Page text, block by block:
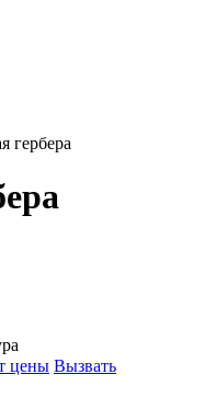
гербера
цены Вызвать